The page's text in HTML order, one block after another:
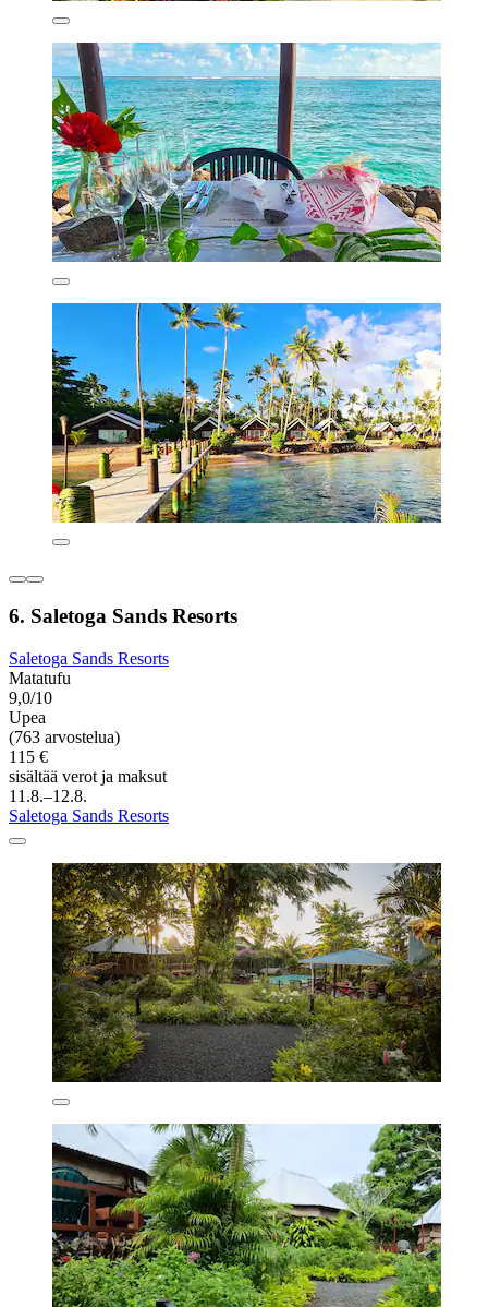
6. Saletoga Sands Resorts
Saletoga Sands Resorts
Matatufu
9,0/10
Upea
(763 arvostelua)
115 €
sisältää verot ja maksut
11.8.–12.8.
Saletoga Sands Resorts